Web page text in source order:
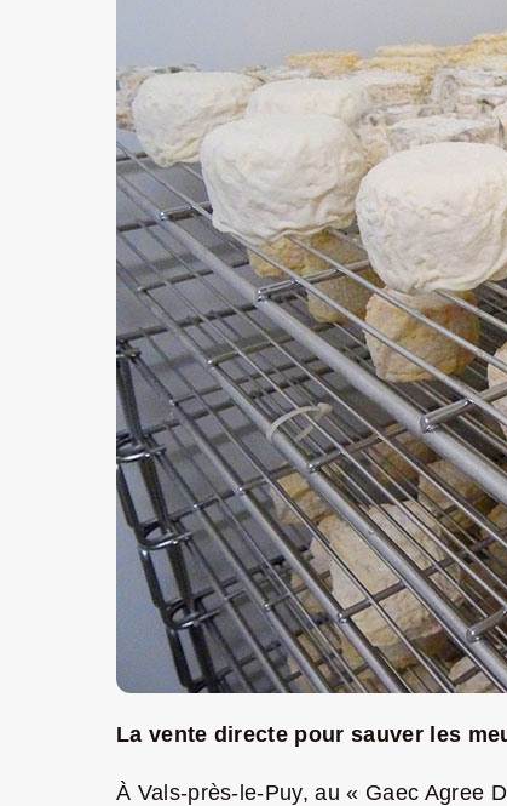
La vente directe pour sauver les
À Vals-près-le-Puy, au « Gaec Agree